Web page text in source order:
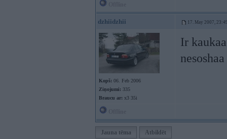
dzhiidzhii 17. May 2007,
Kopš: 06. Feb 2006
Ziņojumi: 335
Braucu ar: x3 35i
Ir
Jauna tēma Atbildēt